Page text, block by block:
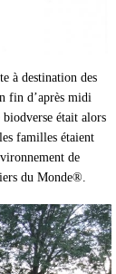
à destination des
fin d’après midi
était alors
familles étaient
de
du Monde®.